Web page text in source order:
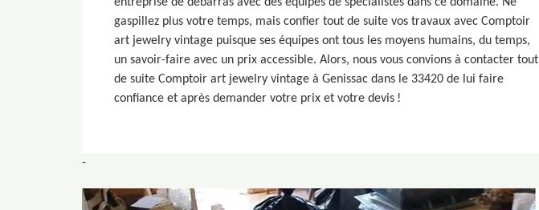
gaspillez plus votre temps, mais confier tout de suite vos travaux avec Comptoir
art jewelry vintage puisque ses équipes ont tous les moyens humains, du temps,
un savoir-faire avec un prix accessible. Alors, nous vous convions à contacter tout
de suite Comptoir art jewelry vintage à Genissac dans le 33420 de lui faire
confiance et après demander votre prix et votre devis !
-